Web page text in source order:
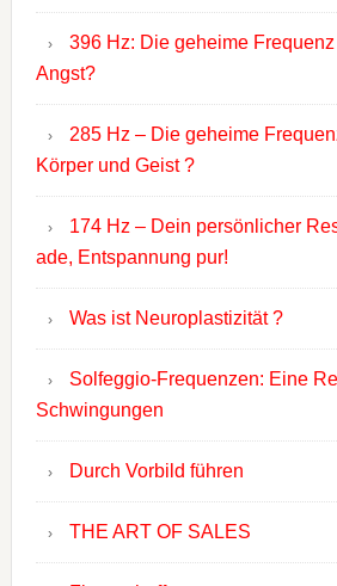
396 Hz: Die geheime
Angst?
285 Hz – Die geheime
Körper und Geist ?
174 Hz – Dein persönlicher
ade, Entspannung pur!
Was ist Neuroplastizität ?
Solfeggio-Frequenzen: Eine
Schwingungen
Durch Vorbild führen
THE ART OF SALES